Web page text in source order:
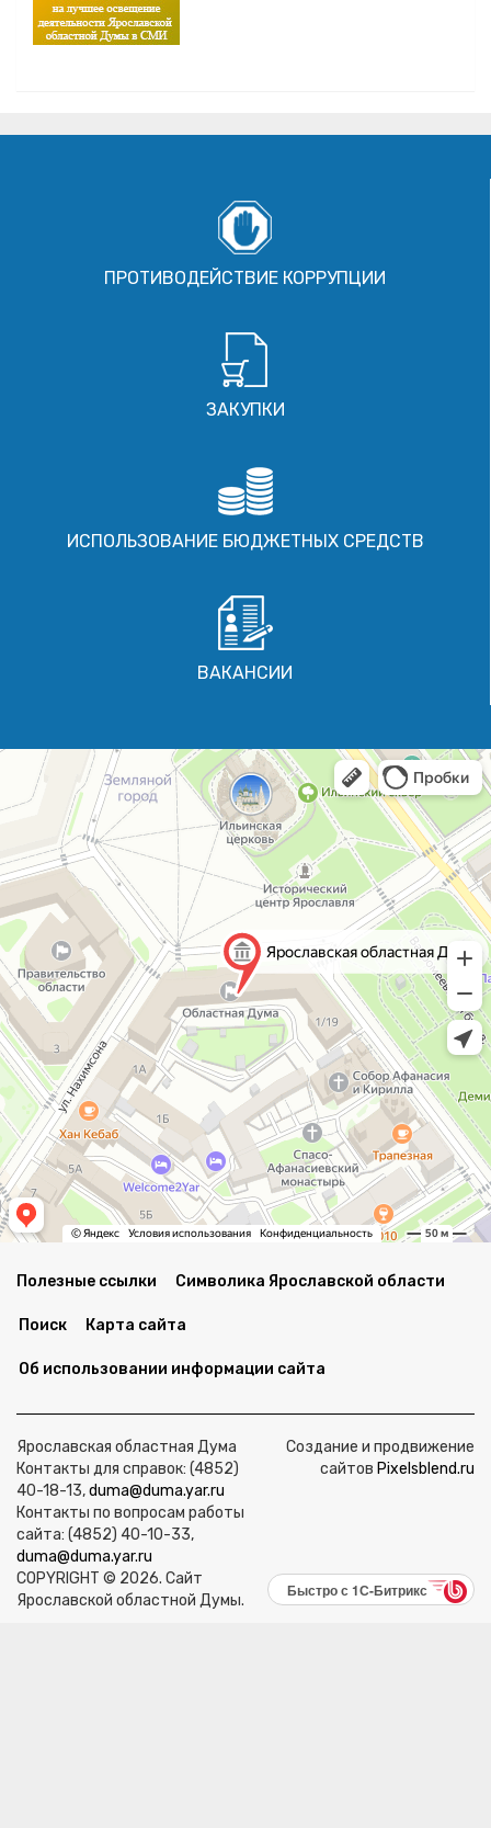
ПРОТИВОДЕЙСТВИЕ КОРРУПЦИИ
ЗАКУПКИ
ИСПОЛЬЗОВАНИЕ БЮДЖЕТНЫХ СРЕДСТВ
ВАКАНСИИ
Полезные ссылки Символика Ярославской области
Поиск Карта сайта
Об использовании информации сайта
Ярославская областная Дума
Контакты для справок: (4852)
40-18-13,duma@duma.yar.ru
Контакты по вопросам работы
сайта: (4852) 40-10-33,
duma@duma.yar.ru
COPYRIGHT © 2026. Сайт
Ярославской областной Думы.
Создание и продвижение
сайтов Pixelsblend.ru
Быстро с 1С-Битрикс